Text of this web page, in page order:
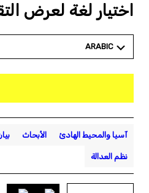
اختيار لغة لعرض
ARABIC
آسيا والمحيط الهادئ الأبحاث
نظم العدالة